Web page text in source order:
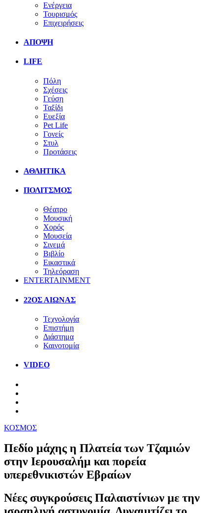
Ενέργεια
Τουρισμός
Επιχειρήσεις
ΑΠΟΨΗ
LIFE
Πόλη
Σχέσεις
Γεύση
Ταξίδι
Ευεξία
Pet Life
Γονείς
Στυλ
Προτάσεις
ΑΘΛΗΤΙΚΑ
ΠΟΛΙΤΣΜΟΣ
Θέατρο
Μουσική
Χορός
Μουσεία
Σινεμά
Βιβλίο
Εικαστικά
Τηλεόραση
ENTERTAINMENT
22ΟΣ ΑΙΩΝΑΣ
Τεχνολογία
Επιστήμη
Διάστημα
Καινοτομία
VIDEO
ΚΟΣΜΟΣ
Πεδίο μάχης η Πλατεία των Τζαμιών
στην Ιερουσαλήμ και πορεία
υπερεθνικιστών Εβραίων
Νέες συγκρούσεις Παλαιστίνιων με την